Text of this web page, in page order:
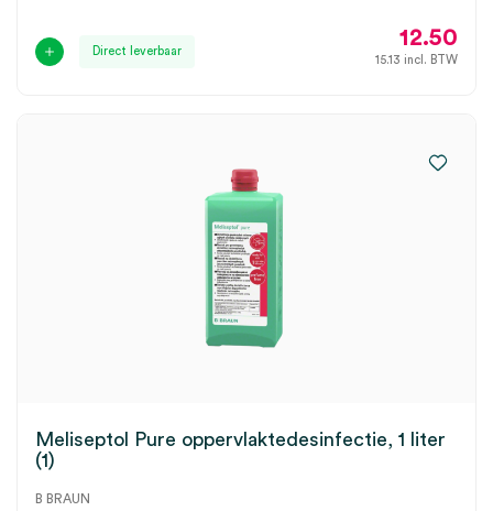
Direct leverbaar
12.50
15.13 incl. BTW
Meliseptol Pure oppervlaktedesinfectie, 1 liter
(1)
B BRAUN